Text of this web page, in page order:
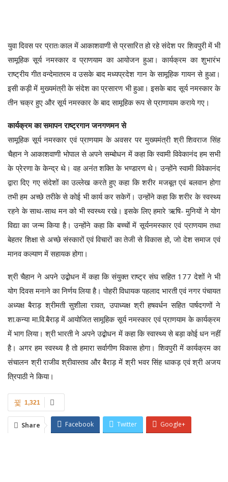
युवा दिवस पर प्रातःकाल में आकाशवाणी से प्रसारित हो रहे संदेश पर शिवपुरी में भी
सामूहिक सूर्य नमस्कार व प्राणयाम का आयोजन हुआ। कार्यक्रम का शुभारंभ
राष्ट्रीय गीत वन्देमातरम व उसके बाद मध्यप्रदेश गान के सामूहिक गायन से हुआ।
इसी कड़ी में मुख्यमंत्री के संदेश का प्रसारण भी हुआ। इसके बाद सूर्य नमस्कार के
तीन चक्र हुए और सूर्य नमस्कार के बाद सामूहिक रूप से प्राणायाम कराये गए।
कार्यक्रम का समापन राष्ट्रगान जनगणमन से
सामूहिक सूर्य नमस्कार एवं प्राणयाम के अवसर पर मुख्यमंत्री श्री शिवराज सिंह
चैहान ने आकाशवाणी भोपाल से अपने सम्बोधन में कहा कि स्वामी विवेकानंद हम सभी
के प्रेरणा के केन्द्र थे। वह अनंत शक्ति के भण्डारण थे। उन्होंने स्वामी विवेकानंद
द्वारा दिए गए संदेशों का उल्लेख करते हुए कहा कि शरीर मजबूत एवं बलवान होगा
तभी हम अच्छे तरीके से कोई भी कार्य कर सकेगें। उन्होंने कहा कि शरीर के स्वस्थ्य
रहने के साथ-साथ मन को भी स्वस्थ्य रखे। इसके लिए हमारे ऋषि- मुनियों ने योग
विद्या का जन्म किया है। उन्होंने कहा कि बच्चों में सूर्यनमस्कार एवं प्राणयाम तथा
बेहतर शिक्षा से अच्छे संस्कारों एवं विचारों का तेजी से विकास हो, जो देश समाज एवं
मानव कल्याण में सहायक होगा।
श्री चैहान ने अपने उद्बोधन में कहा कि संयुक्त राष्ट्र संघ सहित 177 देशों ने भी
योग दिवस मनाने का निर्णय लिया है। पोहरी विधायक पहलाद भारती एवं नगर पंचायत
अध्यक्ष बैराड़ श्रीमती सुशीला रावत, उपाध्यक्ष श्री हषवर्धन सहित पार्षदगणों ने
शा.कन्या मा.वि.बैराड़ में आयोजित सामूहिक सूर्य नमस्कार एवं प्राणयाम के कार्यक्रम
में भाग लिया। श्री भारती ने अपने उद्बोधन में कहा कि स्वास्थ्य से बड़ा कोई धन नहीं
है। अगर हम स्वस्थ्य है तो हमारा सर्वागीण विकास होगा। शिवपुरी में कार्यक्रम का
संचालन श्री राजीव श्रीवास्तव और बैराड़ में श्री भवर सिंह धाकड़ एवं श्री अजय
त्रिपाठी ने किया।
1,321
Share Facebook Twitter Google+